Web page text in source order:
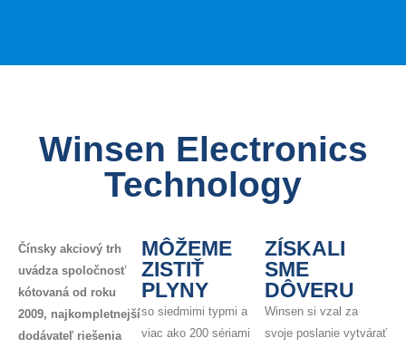
Winsen Electronics
Technology
Čínsky akciový trh
uvádza spoločnosť
kótovaná od roku
2009, najkompletnejší
dodávateľ riešenia
MÔŽEME
ZISTIŤ
PLYNY
so siedmimi typmi a
viac ako 200 sériami
ZÍSKALI
SME
DÔVERU
Winsen si vzal za
svoje poslanie vytvárať